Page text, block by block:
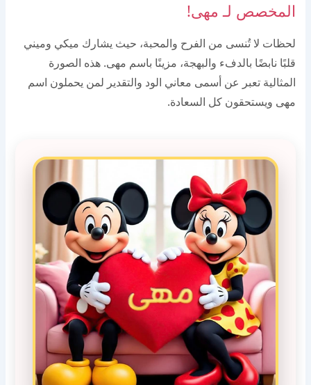
المخصص لـ مهى!
لحظات لا تُنسى من الفرح والمحبة، حيث يشارك ميكي وميني
قلبًا نابضًا بالدفء والبهجة، مزينًا باسم مهى. هذه الصورة
المثالية تعبر عن أسمى معاني الود والتقدير لمن يحملون اسم
مهى ويستحقون كل السعادة.